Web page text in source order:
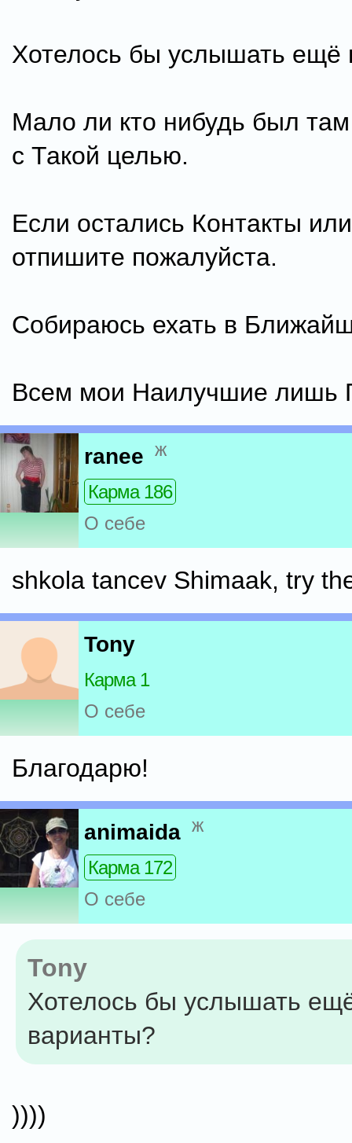
Хотелось бы услышать ещё
Мало ли кто нибудь был
с Такой целью.
Если остались Контакты
отпишите пожалуйста.
Собираюсь ехать в
Всем мои Наилучшие лишь
ranee ж
Карма 186
О себе
shkola tancev Shimaak, try
Tony
Карма 1
О себе
Благодарю!
animaida ж
Карма 172
О себе
Tony
Хотелось бы услышать
варианты?
))))